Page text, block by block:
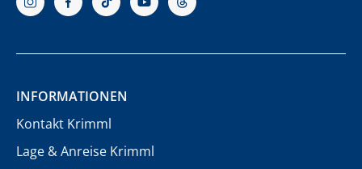
INFORMATIONEN
Kontakt Krimml
Lage & Anreise Krimml